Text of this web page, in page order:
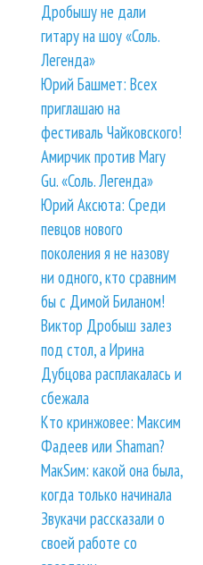
Дробышу не дали
гитару на шоу «Соль.
Легенда»
Юрий Башмет: Всех
приглашаю на
фестиваль Чайковского!
Амирчик против Mary
Gu. «Соль. Легенда»
Юрий Аксюта: Среди
певцов нового
поколения я не назову
ни одного, кто сравним
бы с Димой Биланом!
Виктор Дробыш залез
под стол, а Ирина
Дубцова расплакалась и
сбежала
Кто кринжовее: Максим
Фадеев или Shaman?
МакSим: какой она была,
когда только начинала
Звукачи рассказали о
своей работе со